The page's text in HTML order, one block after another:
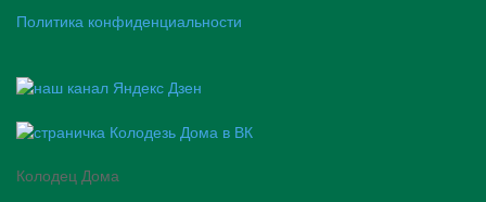
Политика конфиденциальности
Колодец Дома